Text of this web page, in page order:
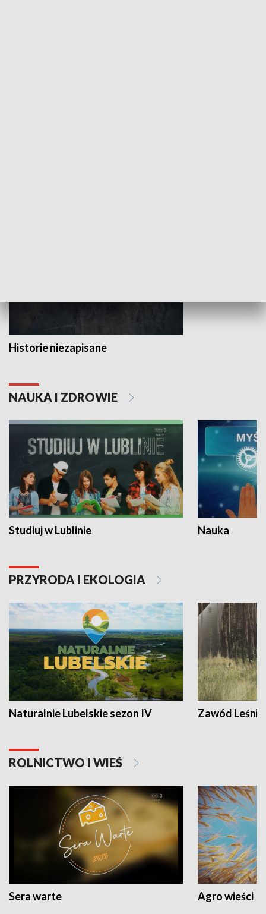
Historie niezapisane
NAUKA I ZDROWIE
Studiuj w Lublinie Nauka
PRZYRODA I EKOLOGIA
Naturalnie Lubelskie sezon IV Zawód Leśnik
ROLNICTWO I WIEŚ
Sera warte Agro wieści